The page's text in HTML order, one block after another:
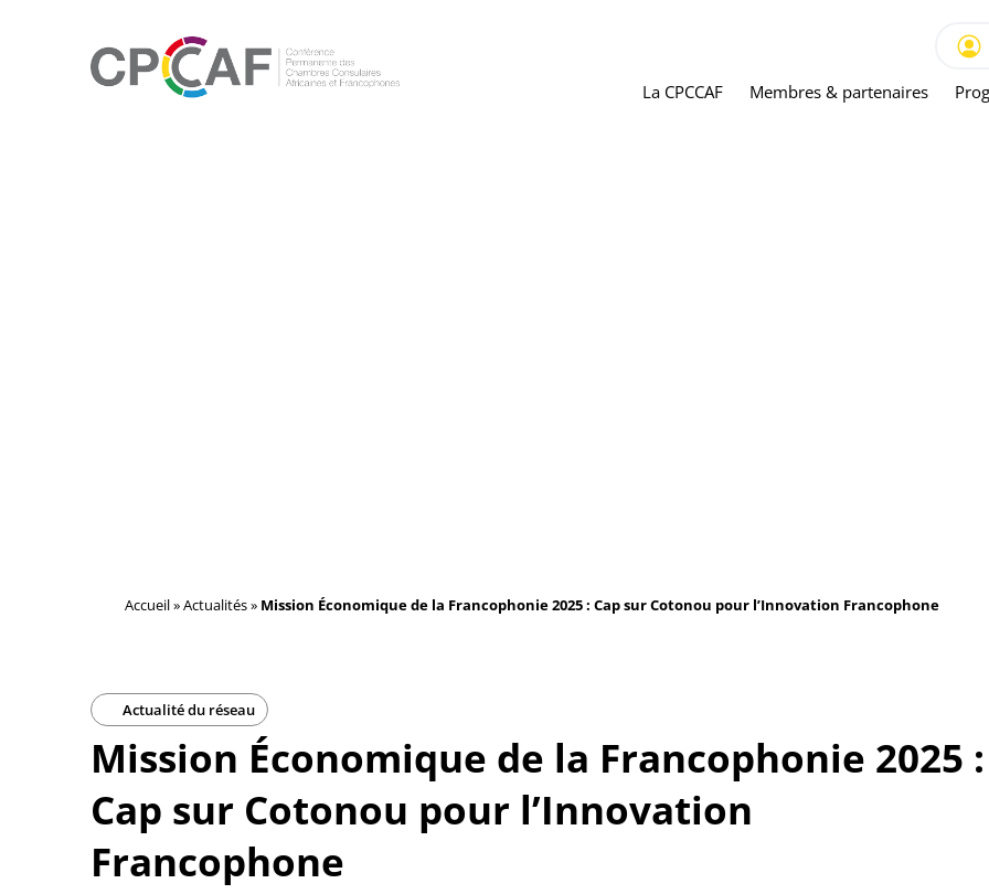
La CPCCAF Membres & partenaires
Accueil»Actualités» Mission Économique de la Francophonie 2025 : Cap sur Cotonou pour l’Innovation Francophone
Actualité du réseau
Mission Économique de la Francophonie 2025 :
Cap sur Cotonou pour l’Innovation
Francophone